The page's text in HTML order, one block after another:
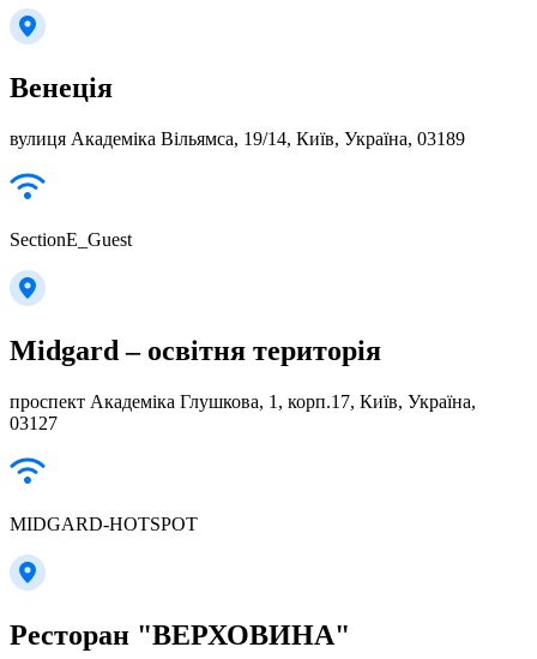
Венеція
вулиця Академіка Вільямса, 19/14, Київ, Україна, 03189
SectionE_Guest
Midgard – освітня територія
проспект Академіка Глушкова, 1, корп.17, Київ, Україна,
03127
MIDGARD-HOTSPOT
Ресторан "ВЕРХОВИНА"